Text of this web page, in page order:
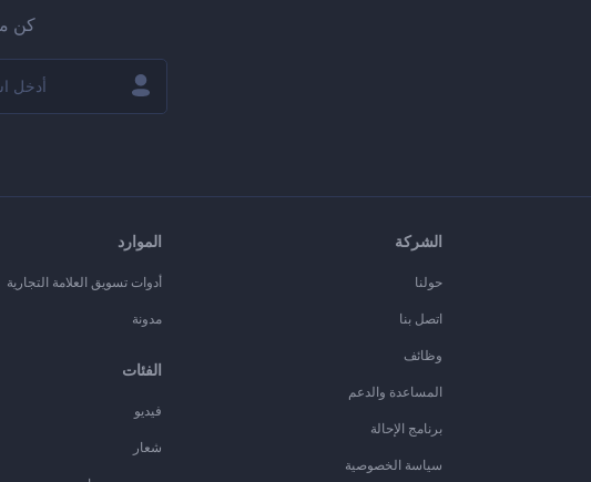
كن
الشركة
حولنا
اتصل بنا
وظائف
المساعدة والدعم
برنامج الإحالة
سياسة الخصوصية
الموارد
أدوات تسويق العلامة التجارية
مدونة
الفئات
فيديو
شعار